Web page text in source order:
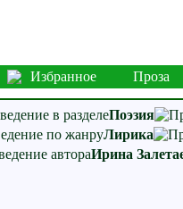
Избранное Проза
Поэзия
Лирика
Ирина